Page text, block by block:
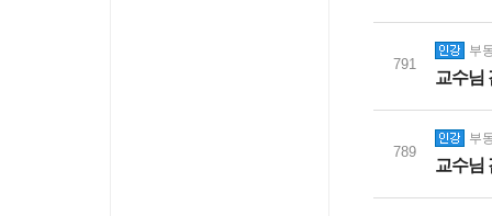
791
부
교수님
789
부
교수님